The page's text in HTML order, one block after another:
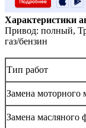
Характеристики
Привод: полный,
газ/бензин
Тип работ
Замена моторного
Замена масляного